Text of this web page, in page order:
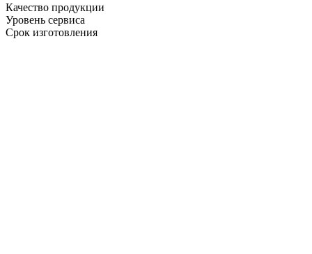
Качество продукции
Уровень сервиса
Срок изготовления